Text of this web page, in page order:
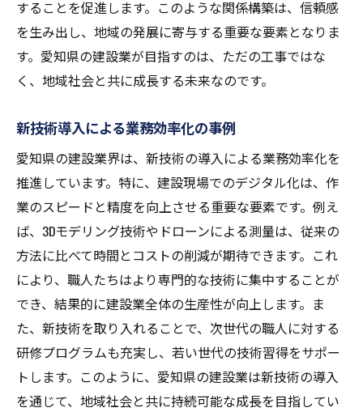
することを促進します。このような関係構築は、信頼感
を生み出し、地域の発展に寄与する重要な要素となりま
す。愛知県の建設業が目指すのは、ただの工事ではな
く、地域社会と共に成長する未来なのです。
新技術導入による業務効率化の事例
愛知県の建設業界は、新技術の導入による業務効率化を
推進しています。特に、建設現場でのデジタル化は、作
業のスピードと精度を向上させる重要な要素です。例え
ば、3Dモデリング技術やドローンによる測量は、従来の
方法に比べて時間とコストの削減が期待できます。これ
により、職人たちはより専門的な技術に集中することが
でき、結果的に建設業全体の生産性が向上します。ま
た、新技術を取り入れることで、次世代の職人に対する
研修プログラムも充実し、若い世代の技術習得をサポー
トします。このように、愛知県の建設業は新技術の導入
を通じて、地域社会と共に持続可能な成長を目指してい